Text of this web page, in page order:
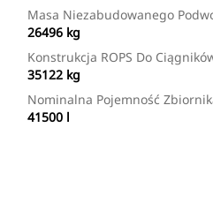
Masa Niezabudowanego
26496 kg
Konstrukcja ROPS Do
35122 kg
Nominalna Pojemność
41500 l